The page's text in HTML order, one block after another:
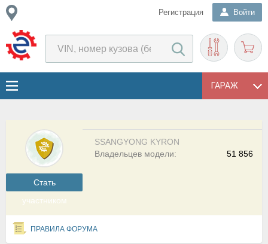
Регистрация Войти
ГАРАЖ
Cтать
участником
SSANGYONG KYRON
51 856
Владельцев модели:
ПРАВИЛА ФОРУМА